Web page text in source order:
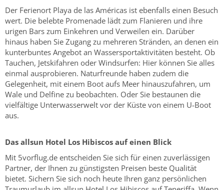
Der Ferienort Playa de las Américas ist ebenfalls einen Besuch
wert. Die belebte Promenade lädt zum Flanieren und ihre
urigen Bars zum Einkehren und Verweilen ein. Darüber
hinaus haben Sie Zugang zu mehreren Stränden, an denen ein
kunterbuntes Angebot an Wassersportaktivitäten besteht. Ob
Tauchen, Jetskifahren oder Windsurfen: Hier können Sie alles
einmal ausprobieren. Naturfreunde haben zudem die
Gelegenheit, mit einem Boot aufs Meer hinauszufahren, um
Wale und Delfine zu beobachten. Oder Sie bestaunen die
vielfältige Unterwasserwelt vor der Küste von einem U-Boot
aus.
Das allsun Hotel Los Hibiscos auf einen Blick
Mit 5vorflug.de entscheiden Sie sich für einen zuverlässigen
Partner, der Ihnen zu günstigsten Preisen beste Qualität
bietet. Sichern Sie sich noch heute Ihren ganz persönlichen